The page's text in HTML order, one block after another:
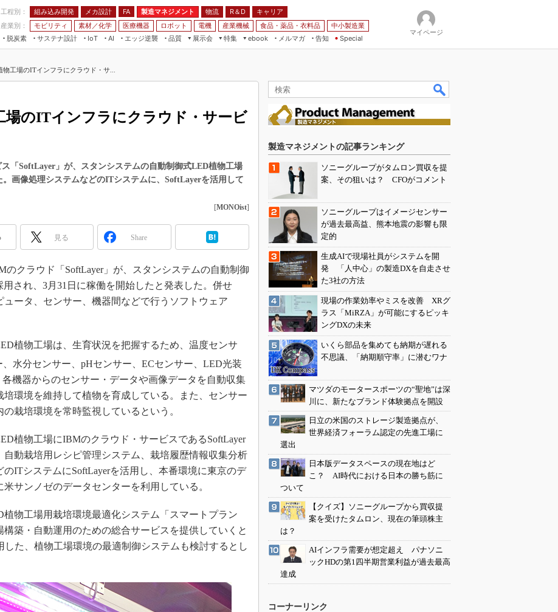
工程別： 組み込み開発 メカ設計 FA 製造マネジメント 物流 R＆D
キャリア
産業別：
モビリティ 素材／化学 医療機器 ロボット 電機 産業機械 食品・薬品・衣料品
中小製造業
脱炭素
サステナ設計
IoT
AI
備保全
エッジ逆襲 品質
展示会
JIMTOF
IIFES
TECHNO-FRONTIER
EdgeTech+
日本ものづくりワールド
AUTOMOTIVE WORLD
産業オープンネット展
特集
つながるクルマ
組み込み画像技術
組み込みモデリング
ISO26262
3Dプリンタ
デジタルツインとCAE
イノベーション
製造業ビッグデータ
メイドインジャパン
植物工場
海外生産
グローバル設計・開発
制御セキュリティ
ebook
メルマガ
告知 Special
マイページ
物工場のITインフラにクラウド・サ...
場のITインフラにクラウド・サービ
「SoftLayer」が、スタンシステムの自動制御式LED植物工場
画像処理システムなどのITシステムに、SoftLayerを活用して
[MONOist]
見る Share
クラウド「SoftLayer」が、スタンシステムの自動制御
され、3月31日に稼働を開始したと発表した。併せ
ータ、センサー、機器間などで行うソフトウェア
植物工場は、生育状況を把握するため、温度センサ
、水分センサー、pHセンサー、ECセンサー、LED光装
機器からのセンサー・データや画像データを自動収集
培環境を維持して植物を育成している。また、センサー
栽培環境を常時監視しているという。
植物工場にIBMのクラウド・サービスであるSoftLayer
動栽培用レシピ管理システム、栽培履歴情報収集分析
ITシステムにSoftLayerを活用し、本番環境に東京のデ
サンノゼのデータセンターを利用している。
物工場用栽培環境最適化システム「スマートプラン
構築・自動運用のための総合サービスを提供していくと
した、植物工場環境の最適制御システムも検討するとし
製造マネジメントの記事ランキング
ソニーグループがタムロン買収を提
案、その狙いは？ CFOがコメント
ソニーグループはイメージセンサー
が過去最高益、熊本地震の影響も限
定的
生成AIで現場社員がシステムを開
発 「人中心」の製造DXを自走させ
た3社の方法
現場の作業効率やミスを改善 XRグ
ラス「MiRZA」が可能にするピッキ
ングDXの未来
いくら部品を集めても納期が遅れる
不思議、「納期順守率」に潜むワナ
マツダのモータースポーツの“聖地”は深
川に、新たなブランド体験拠点を開設
日立の米国のストレージ製造拠点が、
世界経済フォーラム認定の先進工場に
選出
日本版データスペースの現在地はど
こ？ AI時代における日本の勝ち筋に
ついて
【クイズ】ソニーグループから買収提
案を受けたタムロン、現在の筆頭株主
は？
AIインフラ需要が想定超え パナソニ
ックHDの第1四半期営業利益が過去最高
達成
コーナーリンク